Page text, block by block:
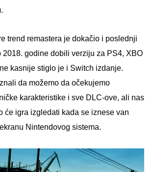
trend remastera je dokačio i poslednji
2018. godine dobili verziju za PS4, XBO
kasnije stiglo je i Switch izdanje.
da možemo da očekujemo
karakteristike i sve DLC-ove, ali nas
će igra izgledati kada se iznese van
Nintendovog sistema.